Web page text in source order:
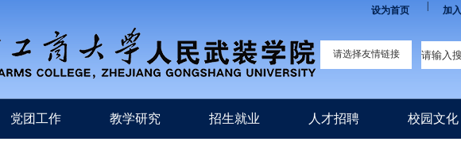
设为首页 加
请选择友情链接
党团工作 教学研究 招生就业 人才招聘 校园文化